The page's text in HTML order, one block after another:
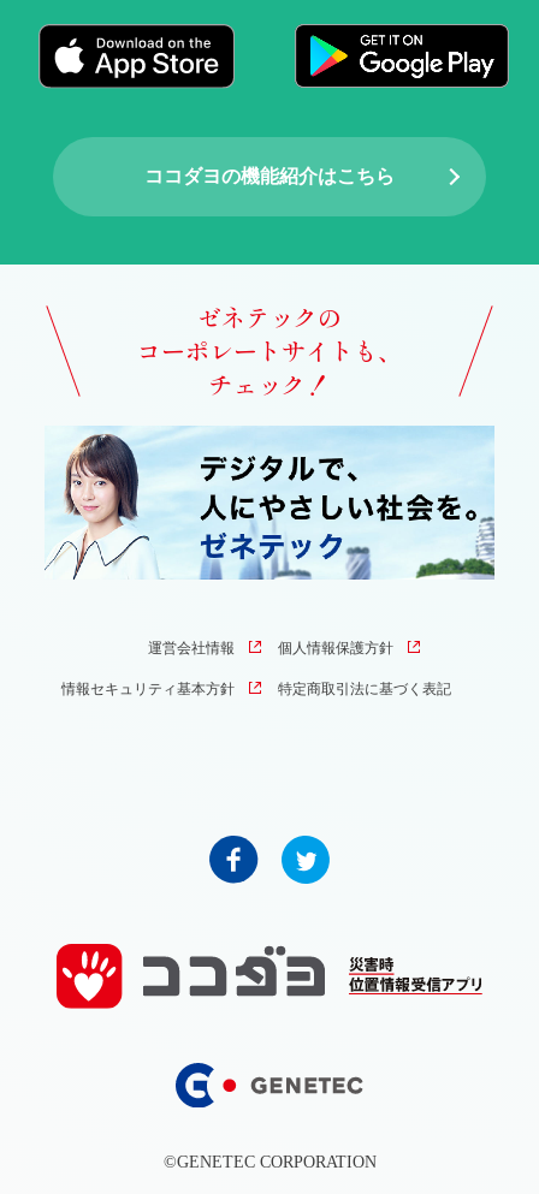
ココダヨの機能紹介はこちら
ゼネテックの
コーポレートサイトも、
チェック！
運営会社情報 個人情報保護方針
情報セキュリティ基本方針 特定商取引法に基づく表記
©GENETEC CORPORATION